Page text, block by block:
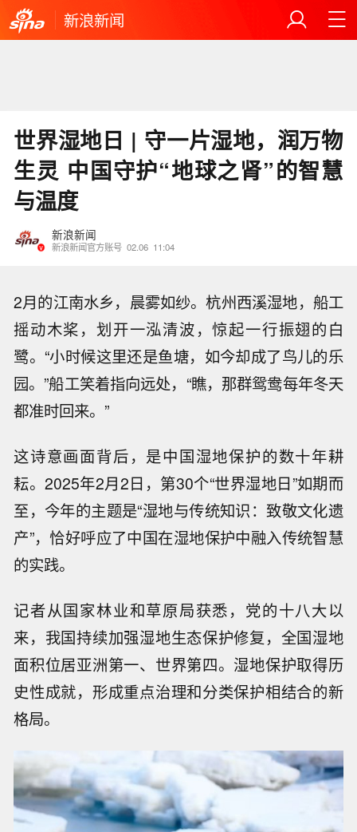
新浪新闻
世界湿地日 | 守一片湿地，润万物
生灵 中国守护“地球之肾”的智慧
与温度
新浪新闻
新浪新闻官方账号 02.06 11:04
2月的江南水乡，晨雾如纱。杭州西溪湿地，船工
摇动木桨，划开一泓清波，惊起一行振翅的白
鹭。“小时候这里还是鱼塘，如今却成了鸟儿的乐
园。”船工笑着指向远处，“瞧，那群鸳鸯每年冬天
都准时回来。”
这诗意画面背后，是中国湿地保护的数十年耕
耘。2025年2月2日，第30个“世界湿地日”如期而
至，今年的主题是“湿地与传统知识：致敬文化遗
产”，恰好呼应了中国在湿地保护中融入传统智慧
的实践。
记者从国家林业和草原局获悉，党的十八大以
来，我国持续加强湿地生态保护修复，全国湿地
面积位居亚洲第一、世界第四。湿地保护取得历
史性成就，形成重点治理和分类保护相结合的新
格局。